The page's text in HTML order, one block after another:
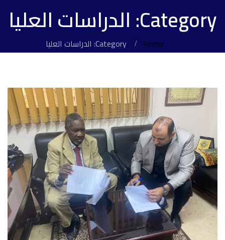
Category: الدراسات العليا
Home Category: الدراسات العليا